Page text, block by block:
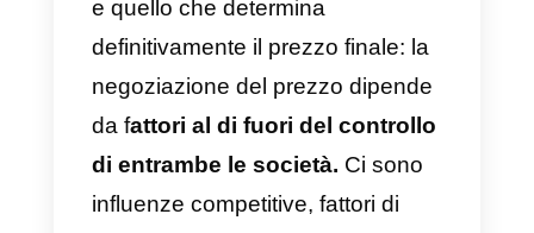
una nuova o un acquisto
d’impulso.
Prezzo o strategia di prezzo
I prezzi offerti a un’azienda sono,